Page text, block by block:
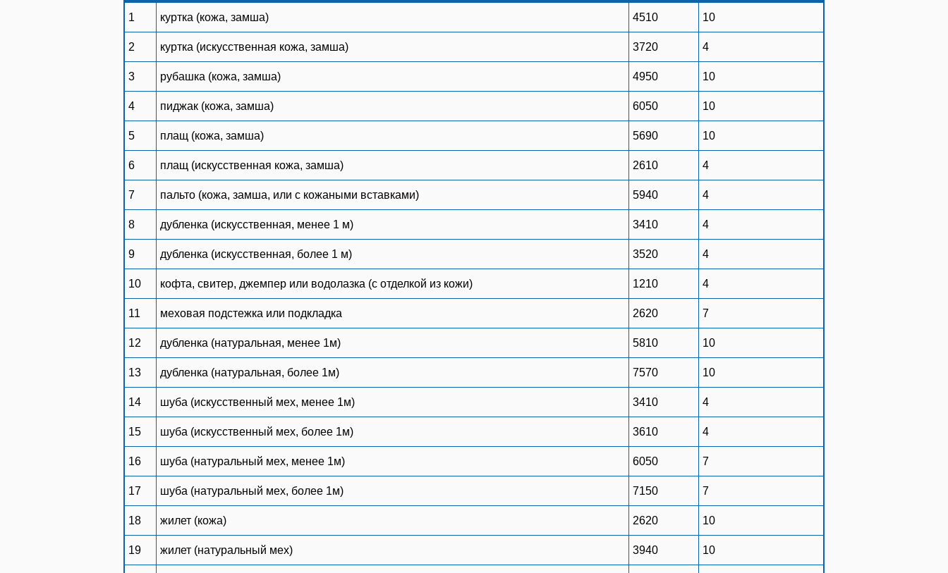
1 куртка (кожа, замша) 4510 10
2 куртка (искусственная кожа, замша) 3720 4
3 рубашка (кожа, замша) 4950 10
4 пиджак (кожа, замша) 6050 10
5 плащ (кожа, замша) 5690 10
6 плащ (искусственная кожа, замша) 2610 4
7 пальто (кожа, замша, или с кожаными вставками) 5940 4
8 дубленка (искусственная, менее 1 м) 3410 4
9 дубленка (искусственная, более 1 м) 3520 4
10 кофта, свитер, джемпер или водолазка (с отделкой из кожи) 1210 4
11 меховая подстежка или подкладка 2620 7
12 дубленка (натуральная, менее 1м) 5810 10
13 дубленка (натуральная, более 1м) 7570 10
14 шуба (искусственный мех, менее 1м) 3410 4
15 шуба (искусственный мех, более 1м) 3610 4
16 шуба (натуральный мех, менее 1м) 6050 7
17 шуба (натуральный мех, более 1м) 7150 7
18 жилет (кожа) 2620 10
19 жилет (натуральный мех) 3940 10